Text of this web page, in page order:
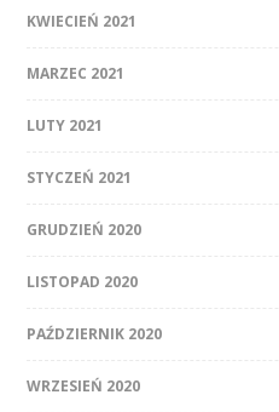
KWIECIEŃ 2021
MARZEC 2021
LUTY 2021
STYCZEŃ 2021
GRUDZIEŃ 2020
LISTOPAD 2020
PAŹDZIERNIK 2020
WRZESIEŃ 2020